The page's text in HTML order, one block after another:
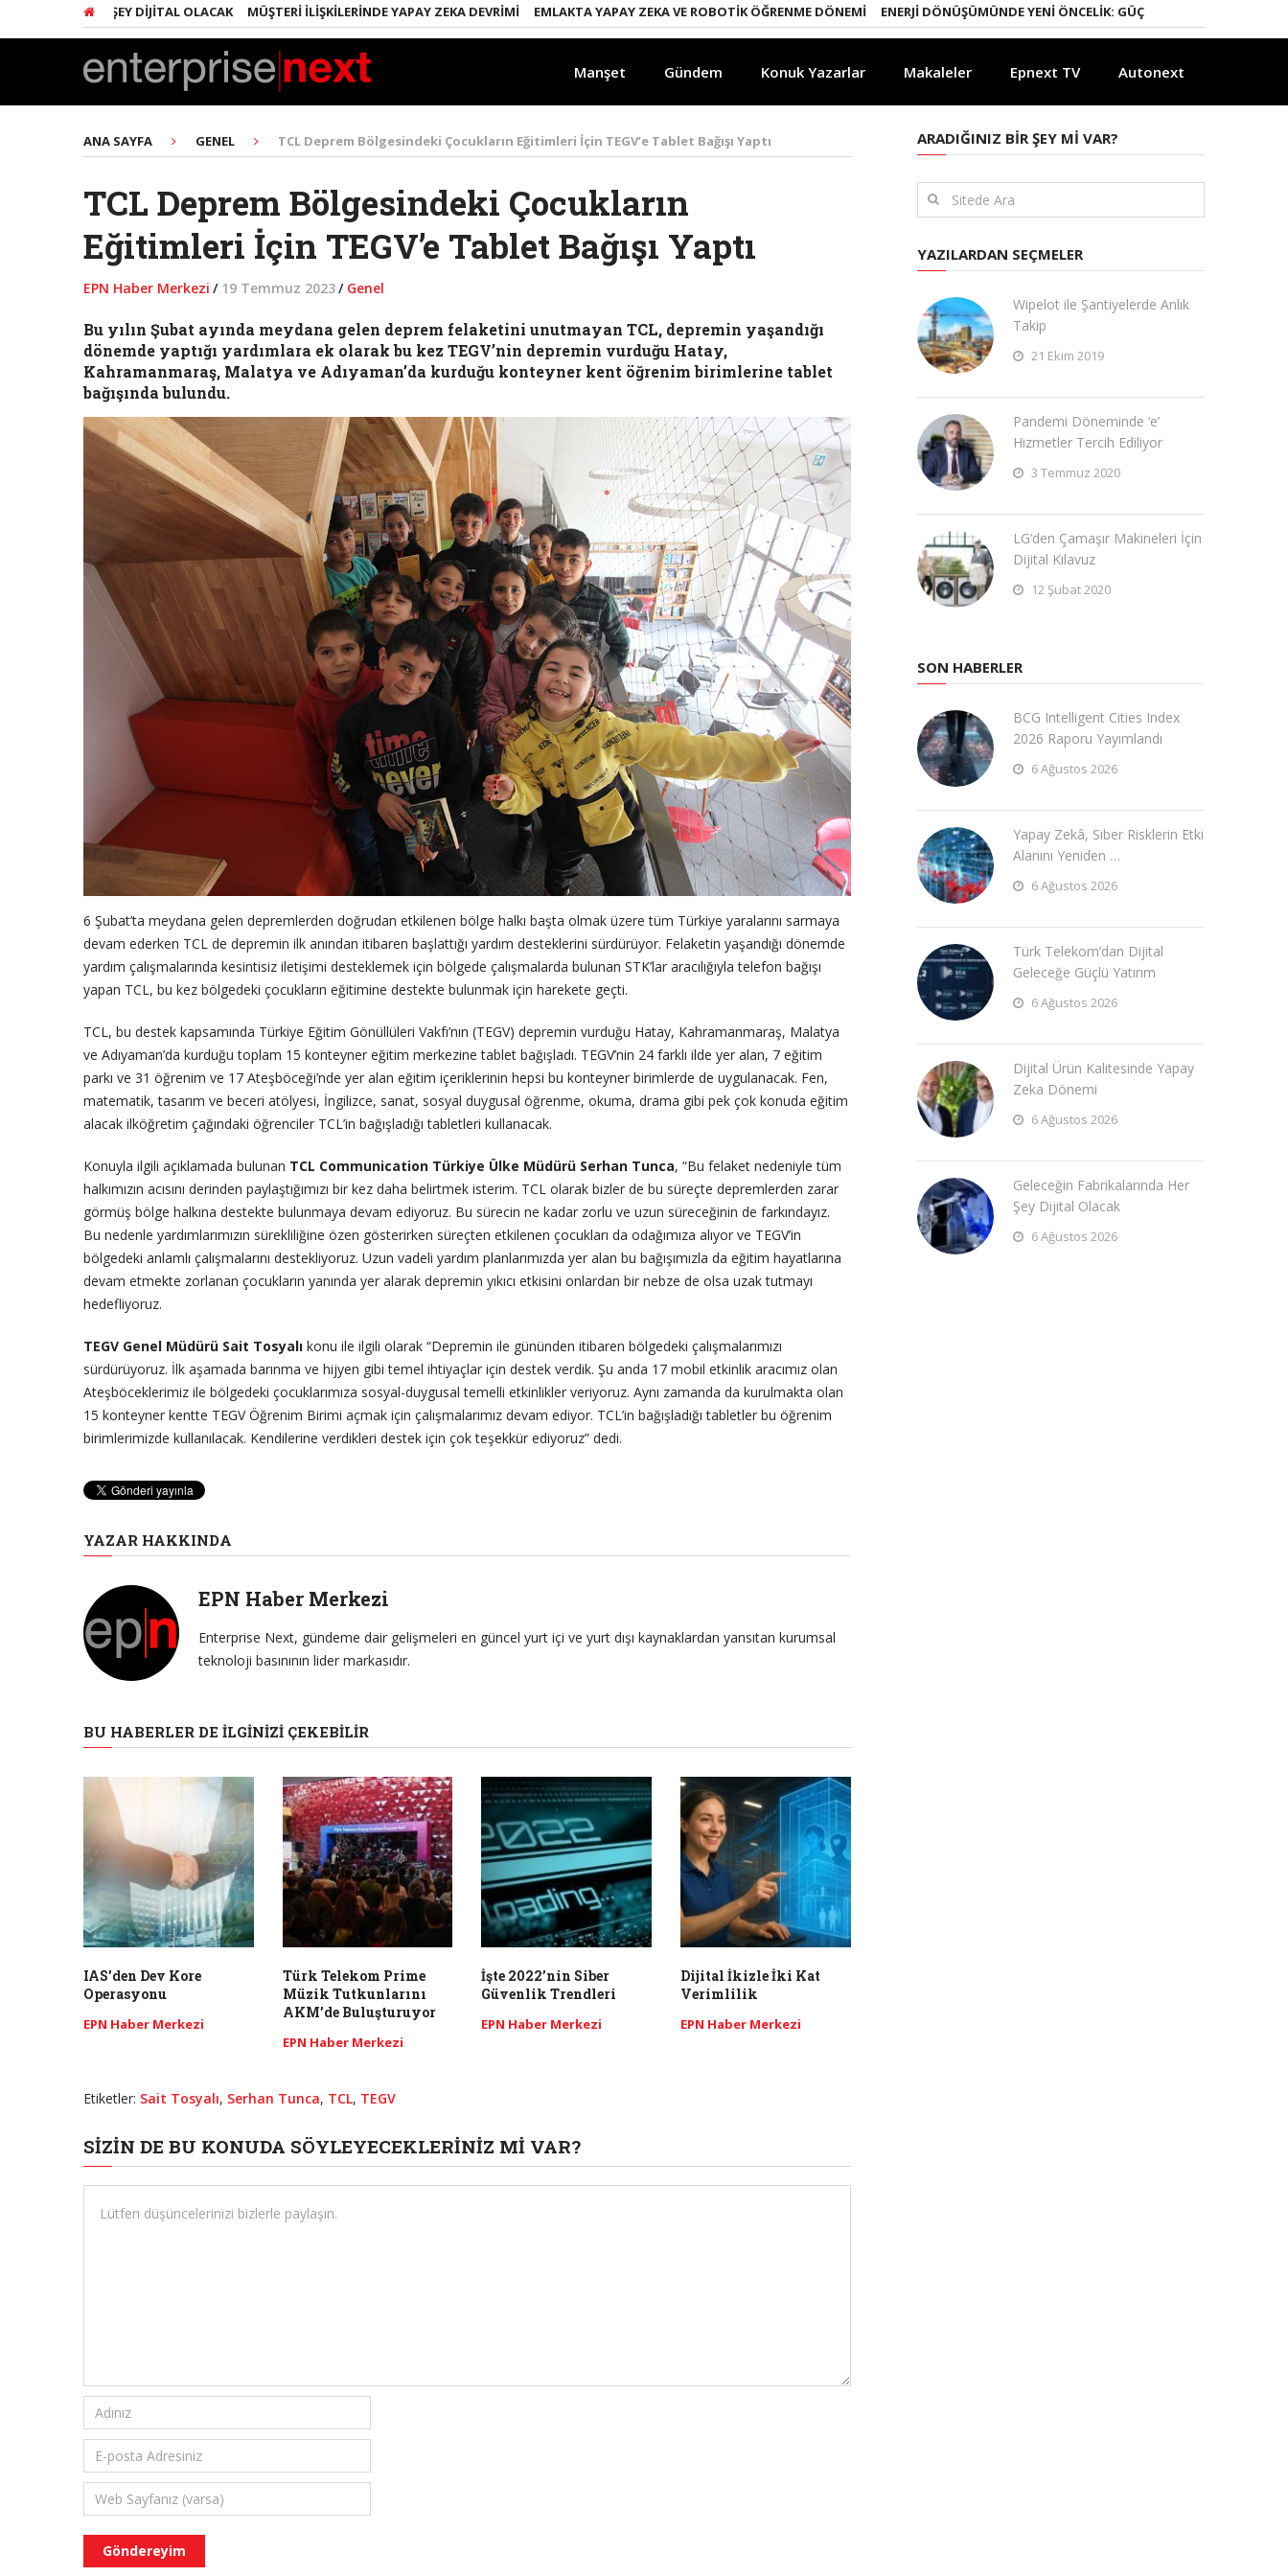
HER ŞEY DIJITAL OLACAK MÜŞTERI İLIŞKILERINDE YAPAY ZEKA DEVRIMI EMLAKTA YAPAY ZEKA VE ROBOTIK ÖĞRENME DÖNEMI ENERJI DÖNÜŞÜMÜNDE YENI ÖNCELIK: GÜÇLÜ ELEKTRIK ŞEBEKELERI
Manşet Gündem Konuk Yazarlar Makaleler Epnext TV Autonext
ANA SAYFA GENEL TCL Deprem Bölgesindeki Çocukların Eğitimleri İçin TEGV’e Tablet Bağışı Yaptı
TCL Deprem Bölgesindeki Çocukların
Eğitimleri İçin TEGV’e Tablet Bağışı Yaptı
EPN Haber Merkezi / 19 Temmuz 2023/ Genel
Bu yılın Şubat ayında meydana gelen deprem felaketini unutmayan TCL, depremin yaşandığı
dönemde yaptığı yardımlara ek olarak bu kez TEGV’nin depremin vurduğu Hatay,
Kahramanmaraş, Malatya ve Adıyaman’da kurduğu konteyner kent öğrenim birimlerine tablet
bağışında bulundu.
6 Şubat’ta meydana gelen depremlerden doğrudan etkilenen bölge halkı başta olmak üzere tüm Türkiye yaralarını sarmaya
devam ederken TCL de depremin ilk anından itibaren başlattığı yardım desteklerini sürdürüyor. Felaketin yaşandığı dönemde
yardım çalışmalarında kesintisiz iletişimi desteklemek için bölgede çalışmalarda bulunan STK’lar aracılığıyla telefon bağışı
yapan TCL, bu kez bölgedeki çocukların eğitimine destekte bulunmak için harekete geçti.
TCL, bu destek kapsamında Türkiye Eğitim Gönüllüleri Vakfı’nın (TEGV) depremin vurduğu Hatay, Kahramanmaraş, Malatya
ve Adıyaman’da kurduğu toplam 15 konteyner eğitim merkezine tablet bağışladı. TEGV’nin 24 farklı ilde yer alan, 7 eğitim
parkı ve 31 öğrenim ve 17 Ateşböceği’nde yer alan eğitim içeriklerinin hepsi bu konteyner birimlerde de uygulanacak. Fen,
matematik, tasarım ve beceri atölyesi, İngilizce, sanat, sosyal duygusal öğrenme, okuma, drama gibi pek çok konuda eğitim
alacak ilköğretim çağındaki öğrenciler TCL’in bağışladığı tabletleri kullanacak.
Konuyla ilgili açıklamada bulunan TCL Communication Türkiye Ülke Müdürü Serhan Tunca, “Bu felaket nedeniyle tüm
halkımızın acısını derinden paylaştığımızı bir kez daha belirtmek isterim. TCL olarak bizler de bu süreçte depremlerden zarar
görmüş bölge halkına destekte bulunmaya devam ediyoruz. Bu sürecin ne kadar zorlu ve uzun süreceğinin de farkındayız.
Bu nedenle yardımlarımızın sürekliliğine özen gösterirken süreçten etkilenen çocukları da odağımıza alıyor ve TEGV’in
bölgedeki anlamlı çalışmalarını destekliyoruz. Uzun vadeli yardım planlarımızda yer alan bu bağışımızla da eğitim hayatlarına
devam etmekte zorlanan çocukların yanında yer alarak depremin yıkıcı etkisini onlardan bir nebze de olsa uzak tutmayı
hedefliyoruz.
TEGV Genel Müdürü Sait Tosyalı konu ile ilgili olarak “Depremin ile gününden itibaren bölgedeki çalışmalarımızı
sürdürüyoruz. İlk aşamada barınma ve hijyen gibi temel ihtiyaçlar için destek verdik. Şu anda 17 mobil etkinlik aracımız olan
Ateşböceklerimiz ile bölgedeki çocuklarımıza sosyal-duygusal temelli etkinlikler veriyoruz. Aynı zamanda da kurulmakta olan
15 konteyner kentte TEGV Öğrenim Birimi açmak için çalışmalarımız devam ediyor. TCL’in bağışladığı tabletler bu öğrenim
birimlerimizde kullanılacak. Kendilerine verdikleri destek için çok teşekkür ediyoruz” dedi.
YAZAR HAKKINDA
EPN Haber Merkezi
Enterprise Next, gündeme dair gelişmeleri en güncel yurt içi ve yurt dışı kaynaklardan yansıtan kurumsal
teknoloji basınının lider markasıdır.
BU HABERLER DE İLGINIZI ÇEKEBILIR
IAS’den Dev Kore
Operasyonu
EPN Haber Merkezi
Türk Telekom Prime
Müzik Tutkunlarını
AKM’de Buluşturuyor
EPN Haber Merkezi
İşte 2022’nin Siber
Güvenlik Trendleri
EPN Haber Merkezi
Dijital İkizle İki Kat
Verimlilik
EPN Haber Merkezi
Etiketler: Sait Tosyalı, Serhan Tunca, TCL, TEGV
SIZIN DE BU KONUDA SÖYLEYECEKLERINIZ MI VAR?
ARADIĞINIZ BIR ŞEY MI VAR?
YAZILARDAN SEÇMELER
Wipelot ile Şantiyelerde Anlık
Takip
21 Ekim 2019
Pandemi Döneminde ‘e’
Hizmetler Tercih Ediliyor
3 Temmuz 2020
LG’den Çamaşır Makineleri İçin
Dijital Kılavuz
12 Şubat 2020
SON HABERLER
BCG Intelligent Cities Index
2026 Raporu Yayımlandı
6 Ağustos 2026
Yapay Zekâ, Siber Risklerin Etki
Alanını Yeniden …
6 Ağustos 2026
Türk Telekom’dan Dijital
Geleceğe Güçlü Yatırım
6 Ağustos 2026
Dijital Ürün Kalitesinde Yapay
Zeka Dönemi
6 Ağustos 2026
Geleceğin Fabrikalarında Her
Şey Dijital Olacak
6 Ağustos 2026